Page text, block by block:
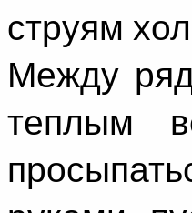
струям
Между
теплым